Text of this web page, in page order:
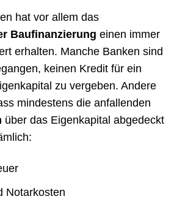
hat vor allem das
Baufinanzierung einen immer
erhalten. Manche Banken sind
keinen Kredit für ein
zu vergeben. Andere
mindestens die anfallenden
über das Eigenkapital abgedeckt
Notarkosten